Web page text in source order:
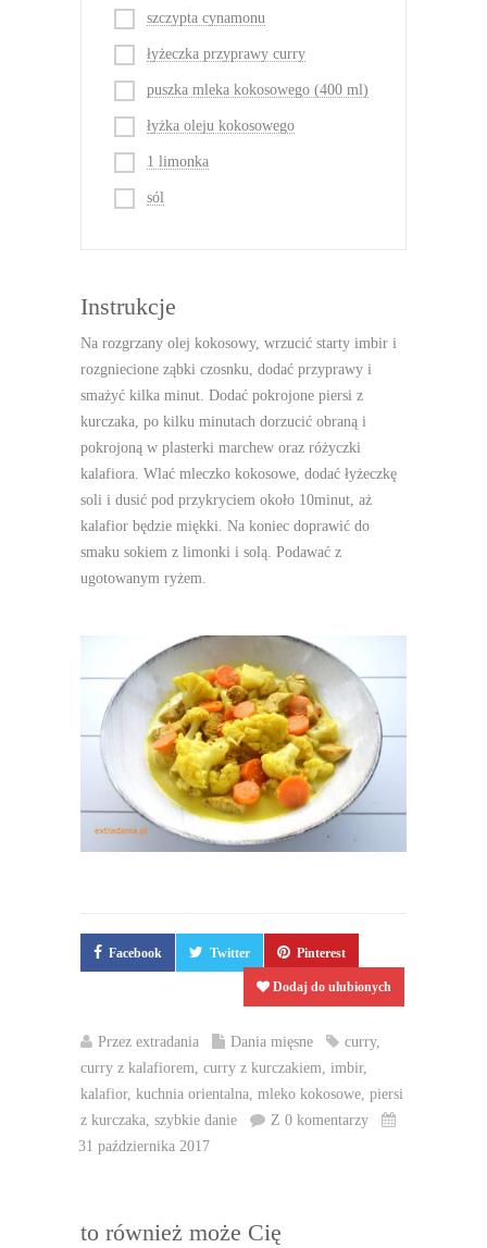
szczypta cynamonu
łyżeczka przyprawy curry
puszka mleka kokosowego (400 ml)
łyżka oleju kokosowego
1 limonka
sól
Instrukcje
Na rozgrzany olej kokosowy, wrzucić starty imbir i
rozgniecione ząbki czosnku, dodać przyprawy i
smażyć kilka minut. Dodać pokrojone piersi z
kurczaka, po kilku minutach dorzucić obraną i
pokrojoną w plasterki marchew oraz różyczki
kalafiora. Wlać mleczko kokosowe, dodać łyżeczkę
soli i dusić pod przykryciem około 10minut, aż
kalafior będzie miękki. Na koniec doprawić do
smaku sokiem z limonki i solą. Podawać z
ugotowanym ryżem.
Facebook Twitter Pinterest
Dodaj do ulubionych
Przez extradania Dania mięsne curry,
curry z kalafiorem, curry z kurczakiem, imbir,
kalafior, kuchnia orientalna, mleko kokosowe, piersi
z kurczaka, szybkie danie
Z 0 komentarzy
31 października 2017
to również może Cię